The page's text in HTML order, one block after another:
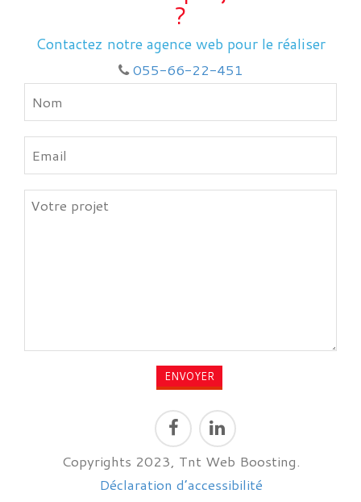
?
Contactez notre agence web pour le réaliser
055-66-22-451
Copyrights 2023, Tnt Web Boosting.
Déclaration d’accessibilité